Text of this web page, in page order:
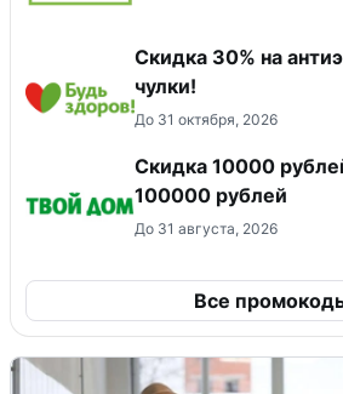
Скидка 30% на
чулки!
До 31 октября, 2026
Скидка 10000
100000 рублей
До 31 августа, 2026
Все